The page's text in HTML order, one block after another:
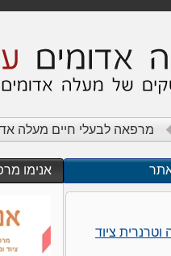
מרפאה לבעלי חיים מעלה
אנימו
ציוד